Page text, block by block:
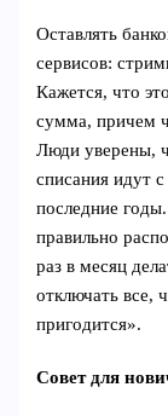
Оставлять
сервисов:
Кажется, что
сумма, причем
Люди уверены,
списания идут
последние
правильно
раз в месяц
отключать все,
пригодится».
Совет для